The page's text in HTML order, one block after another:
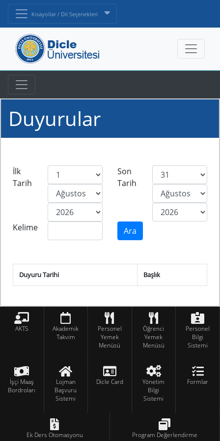
Kısayollar / Dil Seçenekleri
Duyurular
İlk
Tarih
Son
Tarih
Kelime
Duyuru Tarihi Başlık
AKTS
Akademik
Takvim
Personel
Yemek
Menüsü
Öğrenci
Yemek
Menüsü
Personel
Bilgi
Sistemi
İşçi Maaş
Bordroları
Lojman
Başvuru
Sistemi
Dicle Card
Yönetim
Bilgi
Sistemi
Formlar
Ek Ders Otomasyonu Program Değerlendirme